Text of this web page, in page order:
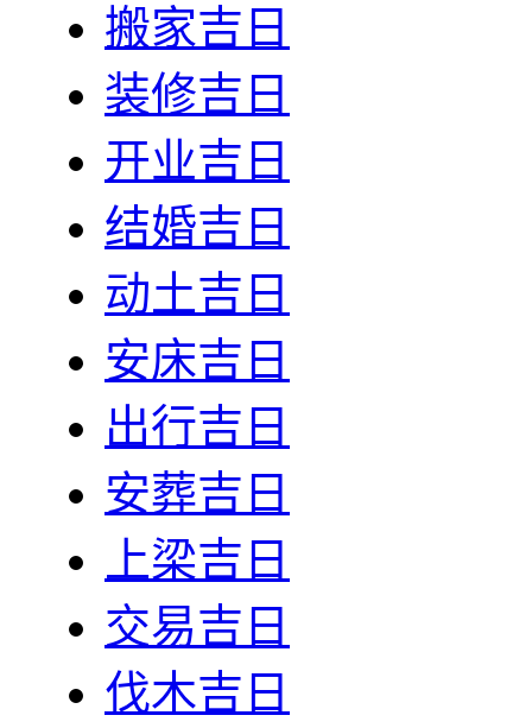
搬家吉日
装修吉日
开业吉日
结婚吉日
动土吉日
安床吉日
出行吉日
安葬吉日
上梁吉日
交易吉日
伐木吉日